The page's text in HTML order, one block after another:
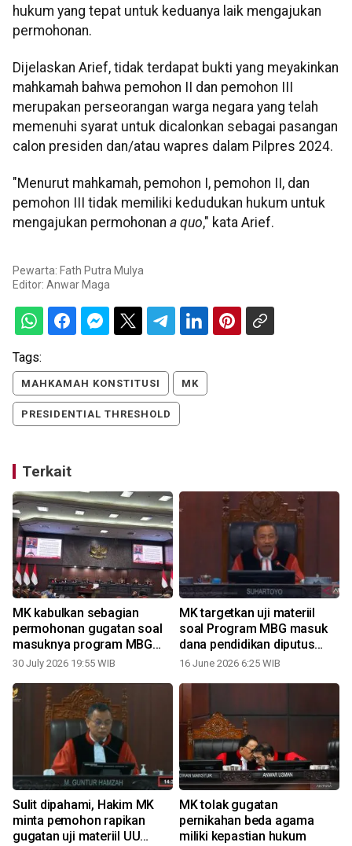
hukum yang tepat untuk keduanya laik mengajukan
permohonan.
Dijelaskan Arief, tidak terdapat bukti yang meyakinkan
mahkamah bahwa pemohon II dan pemohon III
merupakan perseorangan warga negara yang telah
memenuhi syarat untuk dicalonkan sebagai pasangan
calon presiden dan/atau wapres dalam Pilpres 2024.
"Menurut mahkamah, pemohon I, pemohon II, dan
pemohon III tidak memiliki kedudukan hukum untuk
mengajukan permohonan a quo," kata Arief.
Pewarta: Fath Putra Mulya
Editor: Anwar Maga
Tags:
MAHKAMAH KONSTITUSI MK
PRESIDENTIAL THRESHOLD
Terkait
MK kabulkan sebagian
permohonan gugatan soal
masuknya program MBG
dalam anggaran pendidikan
30 July 2026 19:55 WIB
MK targetkan uji materiil
soal Program MBG masuk
dana pendidikan diputus
bulan depan
16 June 2026 6:25 WIB
Sulit dipahami, Hakim MK
minta pemohon rapikan
gugatan uji materiil UU
MK tolak gugatan
pernikahan beda agama
miliki kepastian hukum